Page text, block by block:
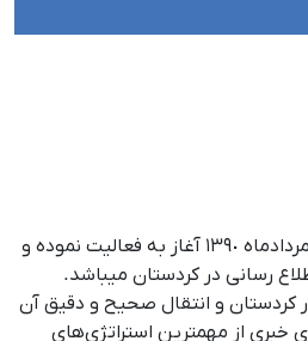
آژانس خبررسانی کُردپا یکم مردادماه ١٣٩٠ آغاز به فعالیت نموده و
هدف از راه‌اندازی آن، خلاء اطلاع رسانی در کردستان می‎باشد.
کردستان و انتقال صحیح و دقیق آن
خبری از مهمترین استراتژی‌های